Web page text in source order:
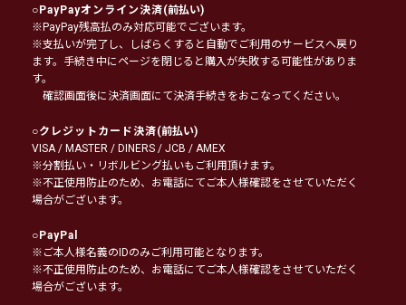
○PayPayオンライン決済(前払い)
※PayPay残高払のみ対応可能でございます。
※支払いが完了し、しばらくすると自動でご利用のサービスへ戻り
ます。手続き中にページを閉じると購入が失敗する可能性がありま
す。
確認画面後に決済画面にて決済手続きをおこなってください。
○クレジットカード決済(前払い)
VISA / MASTER / DINERS / JCB / AMEX
※分割払い・リボルビング払いもご利用頂けます。
※不正使用防止のため、お電話にてご本人様確認をさせていただく
場合がございます。
○PayPal
※ご本人様名義のIDのみご利用可能となります。
※不正使用防止のため、お電話にてご本人様確認をさせていただく
場合がございます。